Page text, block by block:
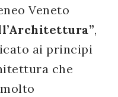
Veneto
,
ai principi
che